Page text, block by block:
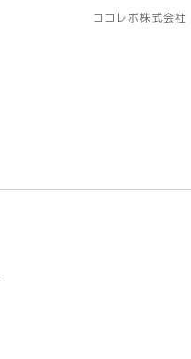
ココレボ株式会社